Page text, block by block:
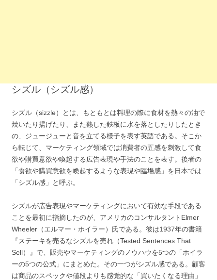
シズル（シズル感）
シズル（sizzle）とは、もともとは料理の際に食材を熱々の油で
焼いたり揚げたり、また熱した鉄板に水を落としたりしたとき
の、ジュージューと音を立てる様子を表す英語である。そこか
ら転じて、マーケティング領域では消費者の五感を刺激して食
欲や購買意欲や喚起する広告表現や手法のことを表す。後者の
「食欲や購買意欲を喚起するような表現や臨場感」を日本では
「シズル感」と呼ぶ。
シズルが広告表現やマーケティングにおいて有効な手段である
ことを最初に指摘したのが、アメリカのコンサルタントElmer
Wheeler（エルマー・ホイラー）氏である。彼は1937年の書籍
『ステーキを売るなシズルを売れ（Tested Sentences That
Sell）』で、販売やマーケティングのノウハウを5つの「ホイラ
ーの5つの公式」にまとめた。その一つがシズル感である。顧客
は商品のスペックや値段よりも感覚的な「買いたくなる理由」